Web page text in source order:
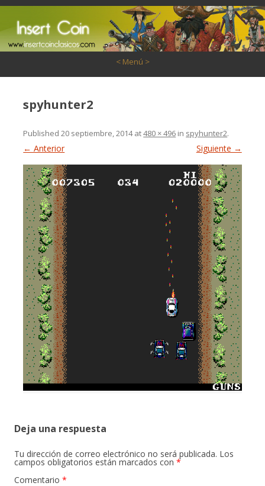
< Menú >
spyhunter2
Published20 septiembre, 2014at480 × 496 in spyhunter2.
← Anterior Siguiente →
Deja una respuesta
Tu dirección de correo electrónico no será publicada. Los
campos obligatorios están marcados con *
Comentario *